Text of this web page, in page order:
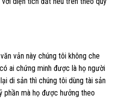
vản này chúng tôi không che
ai chứng minh được là họ người
di sản thì chúng tôi dùng tài sản
phần mà họ được hưởng theo